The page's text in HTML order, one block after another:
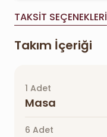
TAKSIT SEÇENEKLERI
Takım İçeriği
1 Adet
Masa
6 Adet